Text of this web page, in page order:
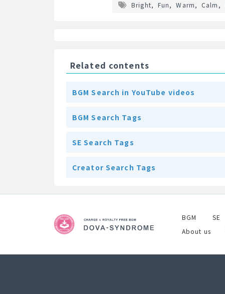
Bright Fun Warm Calm
Related contents
BGM Search in YouTube videos
BGM Search Tags
SE Search Tags
Creator Search Tags
BGM SE
About us